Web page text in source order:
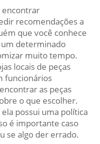
encontrar
recomendações a
que você conhece
determinado
muito tempo.
locais de peças
funcionários
as peças
o que escolher.
possui uma política
é importante caso
se algo der errado.